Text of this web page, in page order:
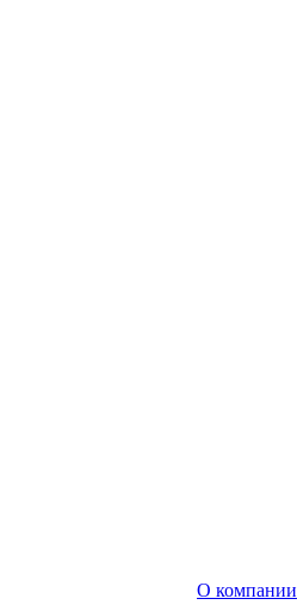
О компании